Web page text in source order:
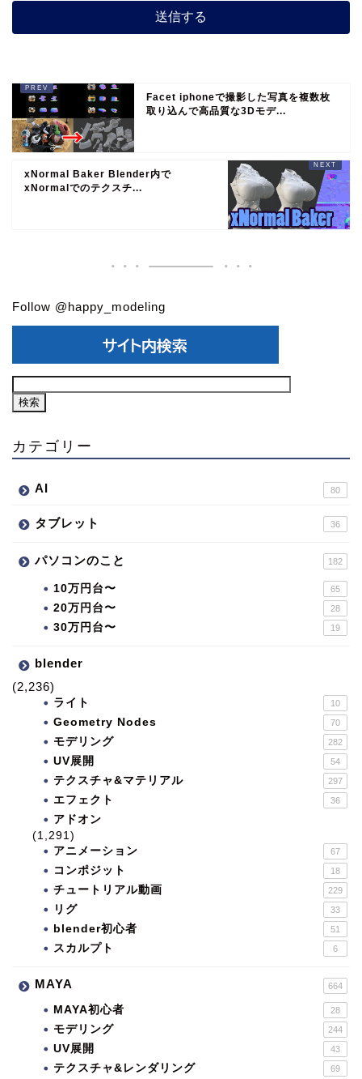
Facet iphoneで撮影した写真を複数枚
取り込んで高品質な3Dモデ...
xNormal Baker Blender内で
xNormalでのテクスチ...
Follow @happy_modeling
カテゴリー
AI 80
タブレット 36
パソコンのこと 182
10万円台〜 65
20万円台〜 28
30万円台〜 19
blender
(2,236)
ライト 10
Geometry Nodes 70
モデリング 282
UV展開 54
テクスチャ&マテリアル 297
エフェクト 36
アドオン
(1,291)
アニメーション
67
コンポジット 18
チュートリアル動画 229
リグ 33
blender初心者 51
スカルプト 6
MAYA 664
MAYA初心者 28
モデリング 244
UV展開 43
テクスチャ&レンダリング 69